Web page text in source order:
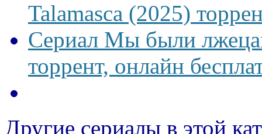
Talamasca (2025)
Сериал Мы были
торрент, онлайн
Другие сериалы в этой